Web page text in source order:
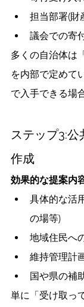
担当部署(財
議会での寄
多くの自治体は
を内部で定めて
で入手できる場
ステップ3:公
作成
効果的な提案内
具体的な活
の場等)
地域住民へ
維持管理計
国や県の補
単に「受け取っ